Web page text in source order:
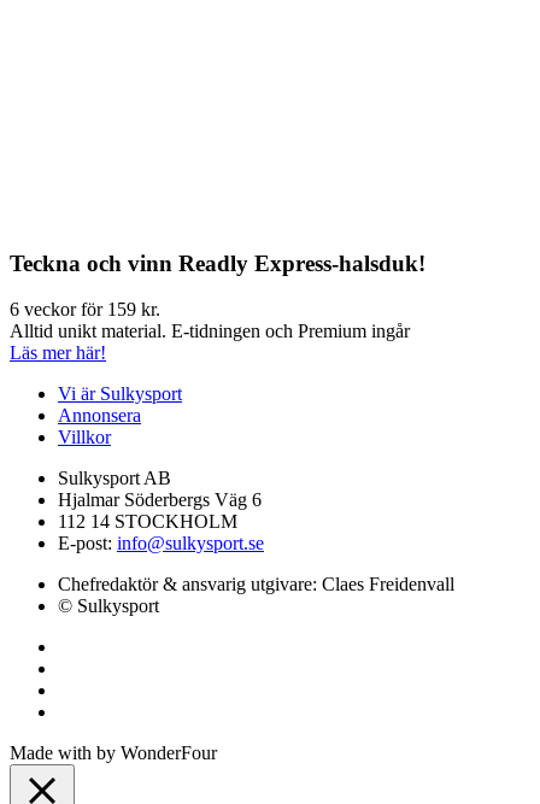
Teckna och vinn Readly Express-halsduk!
6 veckor för 159 kr.
Alltid unikt material. E-tidningen och Premium ingår
Läs mer här!
Vi är Sulkysport
Annonsera
Villkor
Sulkysport AB
Hjalmar Söderbergs Väg 6
112 14 STOCKHOLM
E-post: info@sulkysport.se
Chefredaktör & ansvarig utgivare: Claes Freidenvall
© Sulkysport
Made with by WonderFour